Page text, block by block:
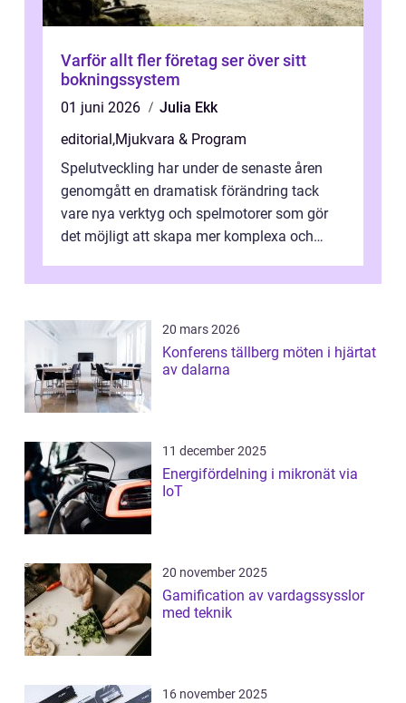
Varför allt fler företag ser över sitt
bokningssystem
01 juni 2026
Julia Ekk
editorial,Mjukvara & Program
Spelutveckling har under de senaste åren
genomgått en dramatisk förändring tack
vare nya verktyg och spelmotorer som gör
det möjligt att skapa mer komplexa och
20 mars 2026
Konferens tällberg möten i hjärtat
av dalarna
11 december 2025
Energifördelning i mikronät via
IoT
20 november 2025
Gamification av vardagssysslor
med teknik
16 november 2025